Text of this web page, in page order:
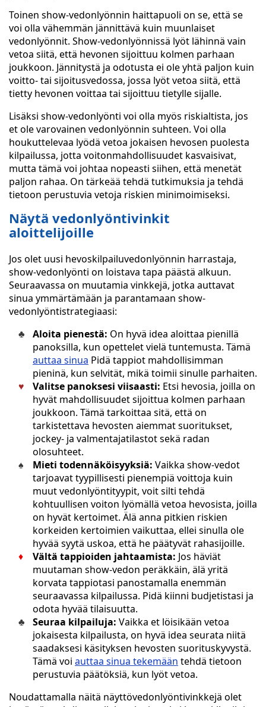
Toinen show-vedonlyönnin haittapuoli on se, että se
voi olla vähemmän jännittävä kuin muunlaiset
vedonlyönnit. Show-vedonlyönnissä lyöt lähinnä vain
vetoa siitä, että hevonen sijoittuu kolmen parhaan
joukkoon. Jännitystä ja odotusta ei ole yhtä paljon kuin
voitto- tai sijoitusvedossa, jossa lyöt vetoa siitä, että
tietty hevonen voittaa tai sijoittuu tietylle sijalle.
Lisäksi show-vedonlyönti voi olla myös riskialtista, jos
et ole varovainen vedonlyönnin suhteen. Voi olla
houkuttelevaa lyödä vetoa jokaisen hevosen puolesta
kilpailussa, jotta voitonmahdollisuudet kasvaisivat,
mutta tämä voi johtaa nopeasti siihen, että menetät
paljon rahaa. On tärkeää tehdä tutkimuksia ja tehdä
tietoon perustuvia vetoja riskien minimoimiseksi.
Näytä vedonlyöntivinkit
aloittelijoille
Jos olet uusi hevoskilpailuvedonlyönnin harrastaja,
show-vedonlyönti on loistava tapa päästä alkuun.
Seuraavassa on muutamia vinkkejä, jotka auttavat
sinua ymmärtämään ja parantamaan show-
vedonlyöntistrategiaasi:
Aloita pienestä: On hyvä idea aloittaa pienillä
panoksilla, kun opettelet vielä tuntemusta. Tämä
auttaa sinua Pidä tappiot mahdollisimman
pieninä, kun selvität, mikä toimii sinulle parhaiten.
Valitse panoksesi viisaasti: Etsi hevosia, joilla on
hyvät mahdollisuudet sijoittua kolmen parhaan
joukkoon. Tämä tarkoittaa sitä, että on
tarkistettava hevosten aiemmat suoritukset,
jockey- ja valmentajatilastot sekä radan
olosuhteet.
Mieti todennäköisyyksiä: Vaikka show-vedot
tarjoavat tyypillisesti pienempiä voittoja kuin
muut vedonlyöntityypit, voit silti tehdä
kohtuullisen voiton lyömällä vetoa hevosista, joilla
on hyvät kertoimet. Älä anna pitkien riskien
korkeiden kertoimien vaikuttaa, ellei sinulla ole
hyvää syytä uskoa, että he päätyvät rahasijoille.
Vältä tappioiden jahtaamista: Jos häviät
muutaman show-vedon peräkkäin, älä yritä
korvata tappiotasi panostamalla enemmän
seuraavassa kilpailussa. Pidä kiinni budjetistasi ja
odota hyvää tilaisuutta.
Seuraa kilpailuja: Vaikka et löisikään vetoa
jokaisesta kilpailusta, on hyvä idea seurata niitä
saadaksesi käsityksen hevosten suorituskyvystä.
Tämä voi auttaa sinua tekemään tehdä tietoon
perustuvia päätöksiä, kun lyöt vetoa.
Noudattamalla näitä näyttövedonlyöntivinkkejä olet